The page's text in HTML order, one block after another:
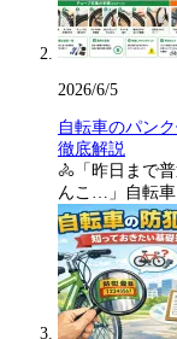
2026/6/5
自転車のパン
徹底解説
🚴「昨日まで
んこ…」自転車